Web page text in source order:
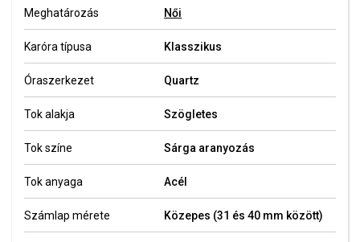
Meghatározás Női
Karóra típusa Klasszikus
Óraszerkezet Quartz
Tok alakja Szögletes
Tok színe Sárga aranyozás
Tok anyaga Acél
Számlap mérete Közepes (31 és 40 mm között)